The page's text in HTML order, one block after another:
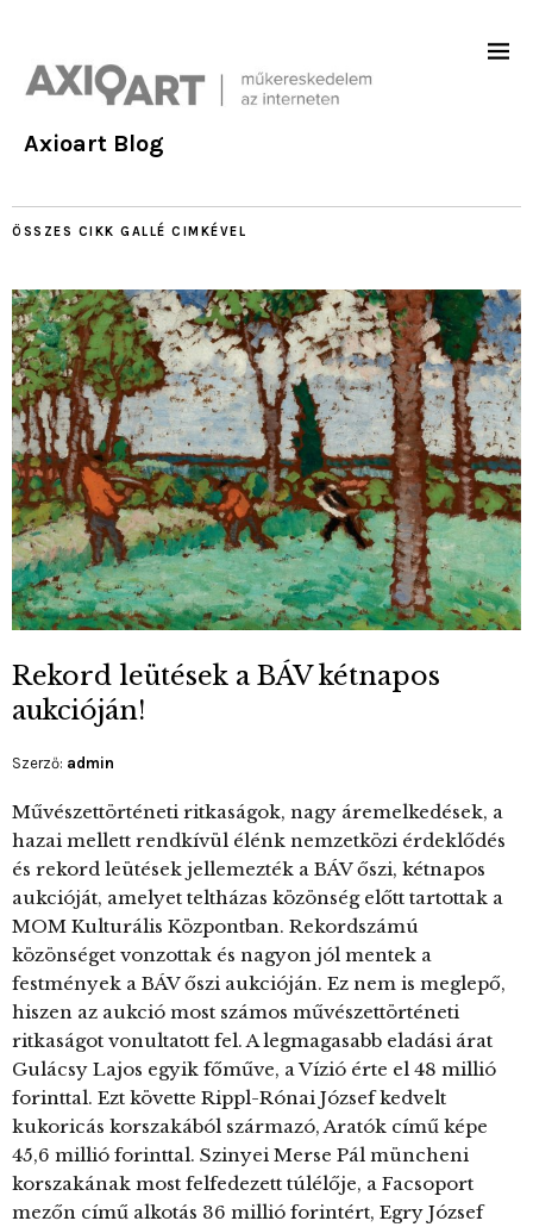
Axioart Blog
ÖSSZES CIKK GALLÉ CIMKÉVEL
Rekord leütések a BÁV kétnapos
aukcióján!
Szerző: admin
Művészettörténeti ritkaságok, nagy áremelkedések, a
hazai mellett rendkívül élénk nemzetközi érdeklődés
és rekord leütések jellemezték a BÁV őszi, kétnapos
aukcióját, amelyet teltházas közönség előtt tartottak a
MOM Kulturális Központban. Rekordszámú
közönséget vonzottak és nagyon jól mentek a
festmények a BÁV őszi aukcióján. Ez nem is meglepő,
hiszen az aukció most számos művészettörténeti
ritkaságot vonultatott fel. A legmagasabb eladási árat
Gulácsy Lajos egyik főműve, a Vízió érte el 48 millió
forinttal. Ezt követte Rippl-Rónai József kedvelt
kukoricás korszakából származó, Aratók című képe
45,6 millió forinttal. Szinyei Merse Pál müncheni
korszakának most felfedezett túlélője, a Facsoport
mezőn című alkotás 36 millió forintért, Egry József